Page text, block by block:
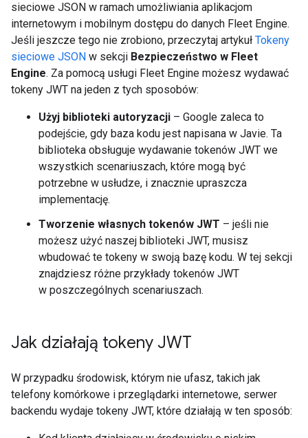
sieciowe JSON w ramach umożliwiania aplikacjom
internetowym i mobilnym dostępu do danych Fleet Engine.
Jeśli jeszcze tego nie zrobiono, przeczytaj artykuł Tokeny
sieciowe JSON w sekcji Bezpieczeństwo w Fleet
Engine. Za pomocą usługi Fleet Engine możesz wydawać
tokeny JWT na jeden z tych sposobów:
Użyj biblioteki autoryzacji – Google zaleca to
podejście, gdy baza kodu jest napisana w Javie. Ta
biblioteka obsługuje wydawanie tokenów JWT we
wszystkich scenariuszach, które mogą być
potrzebne w usłudze, i znacznie upraszcza
implementację.
Tworzenie własnych tokenów JWT – jeśli nie
możesz użyć naszej biblioteki JWT, musisz
wbudować te tokeny w swoją bazę kodu. W tej sekcji
znajdziesz różne przykłady tokenów JWT
w poszczególnych scenariuszach.
Jak działają tokeny JWT
W przypadku środowisk, którym nie ufasz, takich jak
telefony komórkowe i przeglądarki internetowe, serwer
backendu wydaje tokeny JWT, które działają w ten sposób: